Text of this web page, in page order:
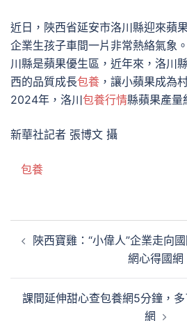
近日，陜西省延安市洛川縣迎來蘋果
企業生孩子車間一片非常熱絡氣象
川縣是蘋果優生區，近年來，洛川
西的品質成長包養 ，讓小蘋果成為
2024年，洛川包養行情縣蘋果產量
新華社記者 張博文 攝
包養
章 陜西寶雞：“小偉人”企業走向
網心得國網
課間延伸甜心查包養網5分鐘，
網